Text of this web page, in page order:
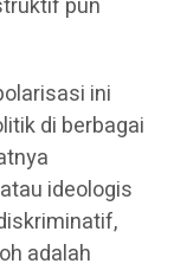
ini
di berbagai
ideologis
adalah